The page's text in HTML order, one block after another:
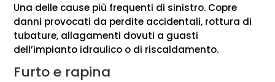
Una delle cause più frequenti di sinistro. Copre
danni provocati da perdite accidentali, rottura di
tubature, allagamenti dovuti a guasti
dell’impianto idraulico o di riscaldamento.
Furto e rapina